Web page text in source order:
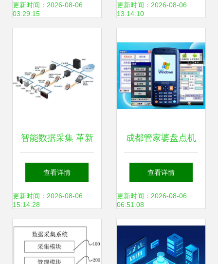
DATA-9201 技术深
更新时间：2026-08-06
03:29:15
的核心密码
更新时间：2026-08-06
13:14:10
智能数据采集 革新
数据获取方式的关
键技术
查看详情
更新时间：2026-08-06
15:14:28
成都管家婆盘点机
数据采集器手持终
端PDA程序下载及
选购指南
查看详情
更新时间：2026-08-06
06:51:08